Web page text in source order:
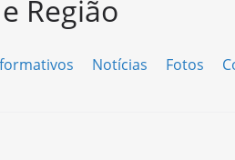
Região
Notícias Fotos